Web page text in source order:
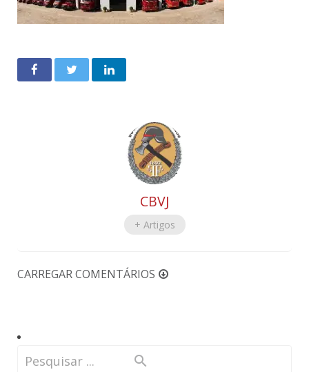
CBVJ
+ Artigos
CARREGAR COMENTÁRIOS